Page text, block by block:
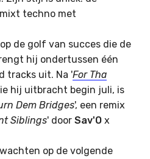
techno met
de golf van succes die de
hij ondertussen één
tracks uit. Na 'For Tha
hij uitbracht begin juli, is
Dem Bridges', een remix
Siblings' door Sav'O x
op de volgende